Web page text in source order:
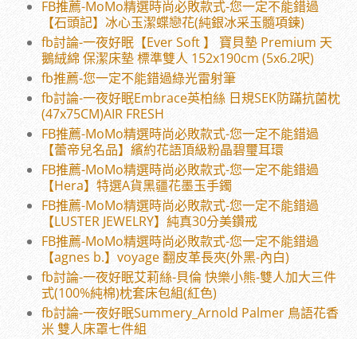
FB推薦-MoMo精選時尚必敗款式-您一定不能錯過
【石頭記】冰心玉潔蝶戀花(純銀冰采玉髓項鍊)
fb討論-一夜好眠【Ever Soft 】 寶貝墊 Premium 天
鵝絨綿 保潔床墊 標準雙人 152x190cm (5x6.2呎)
fb推薦-您一定不能錯過綠光雷射筆
fb討論-一夜好眠Embrace英柏絲 日規SEK防蹣抗菌枕
(47x75CM)AIR FRESH
FB推薦-MoMo精選時尚必敗款式-您一定不能錯過
【蕾帝兒名品】繽約花語頂級粉晶碧璽耳環
FB推薦-MoMo精選時尚必敗款式-您一定不能錯過
【Hera】特選A貨黑疆花墨玉手鐲
FB推薦-MoMo精選時尚必敗款式-您一定不能錯過
【LUSTER JEWELRY】純真30分美鑽戒
FB推薦-MoMo精選時尚必敗款式-您一定不能錯過
【agnes b.】voyage 翻皮革長夾(外黑-內白)
fb討論-一夜好眠艾莉絲-貝倫 快樂小熊-雙人加大三件
式(100%純棉)枕套床包組(紅色)
fb討論-一夜好眠Summery_Arnold Palmer 鳥語花香
米 雙人床罩七件組